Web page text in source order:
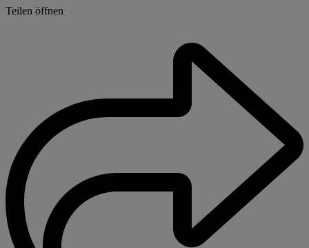
Teilen öffnen